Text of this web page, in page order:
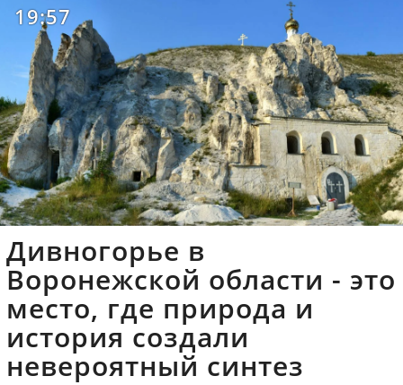
19:57
Дивногорье в
Воронежской области - это
место, где природа и
история создали
невероятный синтез